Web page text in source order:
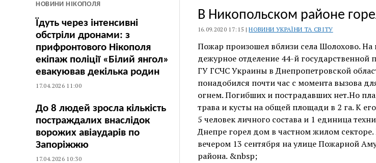
НОВИНИ НІКОПОЛЯ
Їдуть через інтенсивні
обстріли дронами: з
прифронтового Нікополя
екіпаж поліції «Білий янгол»
евакуював декілька родин
17.04.2026 11:00
До 8 людей зросла кількість
постраждалих внаслідок
ворожих авіаударів по
Запоріжжю
17.04.2026 10:30
В Никопольском районе
16.09.2020 17:15 |НОВИНИ УКРАЇНИ ТА СВІТУ
Пожар произошел вблизи села Шолохово. На
дежурное отделение 44-й государственной
ГУ ГСЧС Украины в Днепропетровской
понадобился почти час с момента вызова
огнем. Погибших и пострадавших нет.Но
трава и кусты на общей площади в 2 га. К
5 человек личного состава и 1 единица
Днепре горел дом в частном жилом
вечером 13 сентября на улице Пожарной
района. &nbsp;